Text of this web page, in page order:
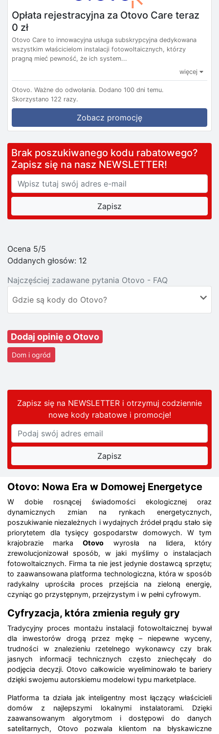
Opłata rejestracyjna za Otovo Care teraz
0 zł
Otovo Care to innowacyjna usługa subskrypcyjna dedykowana
wszystkim właścicielom instalacji fotowoltaicznych, którzy
pragną mieć pewność, że ich system...
więcej
Otovo. Ważne do odwołania. Dodano 100 dni temu.
Skorzystano 122 razy.
Zobacz promocję
Brak poszukiwanego kodu rabatowego?
Zapisz się na nasz NEWSLETTER!
Ocena 5/5
Oddanych głosów: 12
Najczęściej zadawane pytania Otovo - FAQ
Gdzie są kody do Otovo?
Dodaj opinię o Otovo
Dom i ogród
Zapisz się na NEWSLETTER i otrzymuj codziennie
nowe kody rabatowei promocje!
Otovo: Nowa Era w Domowej Energetyce
W dobie rosnącej świadomości ekologicznej oraz
dynamicznych zmian na rynkach energetycznych,
poszukiwanie niezależnych i wydajnych źródeł prądu stało się
priorytetem dla tysięcy gospodarstw domowych. W tym
krajobrazie markaOtovo wyrosła na lidera, który
zrewolucjonizował sposób, w jaki myślimy o instalacjach
fotowoltaicznych. Firma ta nie jest jedynie dostawcą sprzętu;
to zaawansowana platforma technologiczna, która w sposób
radykalny uprościła proces przejścia na zieloną energię,
czyniąc go przystępnym, przejrzystym i w pełni cyfrowym.
Cyfryzacja, która zmienia reguły gry
Tradycyjny proces montażu instalacji fotowoltaicznej bywał
dla inwestorów drogą przez mękę – niepewne wyceny,
trudności w znalezieniu rzetelnego wykonawcy czy brak
jasnych informacji technicznych często zniechęcały do
podjęcia decyzji. Otovo całkowicie wyeliminowało te bariery
dzięki swojemu autorskiemu modelowi typu marketplace.
Platforma ta działa jak inteligentny most łączący właścicieli
domów z najlepszymi lokalnymi instalatorami. Dzięki
zaawansowanym algorytmom i dostępowi do danych
satelitarnych, Otovo pozwala klientom na błyskawiczne